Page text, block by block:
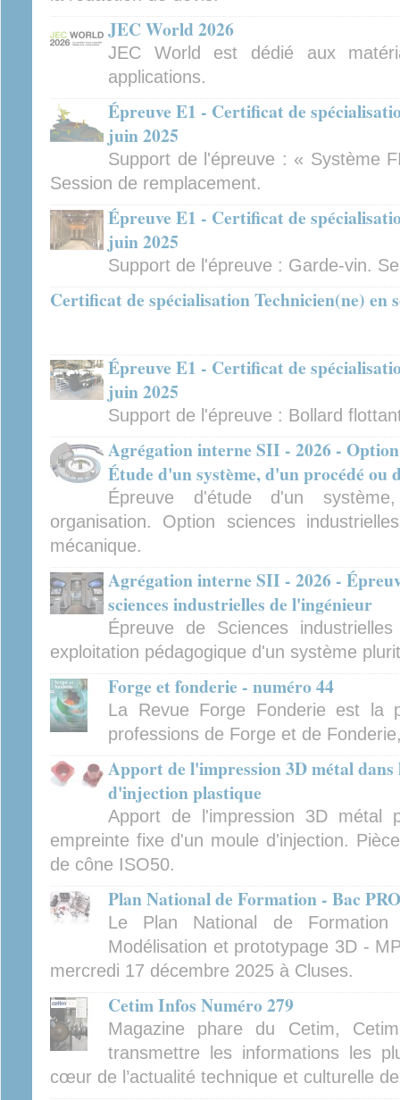
JEC World 2026
JEC World est dédié aux
applications.
Épreuve E1 - Certificat de
juin 2025
Support de l'épreuve : « Système
Session de remplacement.
Épreuve E1 - Certificat de
juin 2025
Support de l'épreuve : Garde-vin.
Certificat de spécialisation Technicien(ne) en
Épreuve E1 - Certificat de
juin 2025
Support de l'épreuve : Bollard
Agrégation interne SII - 2026 -
Étude d'un système, d'un procédé ou
Épreuve d'étude d'un
organisation. Option sciences
mécanique.
Agrégation interne SII - 2026 -
sciences industrielles de l'ingénieur
Épreuve de Sciences
exploitation pédagogique d'un système
Forge et fonderie - numéro 44
La Revue Forge Fonderie est la
professions de Forge et de
Apport de l'impression 3D métal dans
d'injection plastique
Apport de l'impression 3D métal
empreinte fixe d'un moule d'injection.
de cône ISO50.
Plan National de Formation - Bac
Le Plan National de
Modélisation et prototypage 3D -
mercredi 17 décembre 2025 à Cluses.
Cetim Infos Numéro 279
Magazine phare du Cetim,
transmettre les informations les
cœur de l’actualité technique et culturelle